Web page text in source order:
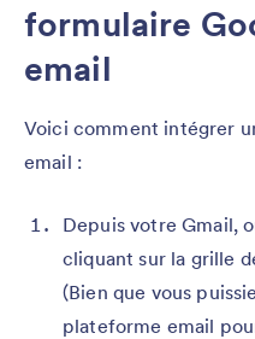
formulaire
email
Voici comment intégrer
email :
Depuis votre Gmail,
cliquant sur la grille
(Bien que vous
plateforme email